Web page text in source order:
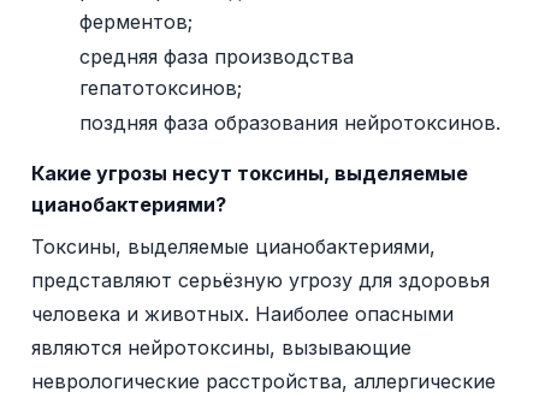
ферментов;
средняя фаза производства
гепатотоксинов;
поздняя фаза образования нейротоксинов.
Какие угрозы несут токсины, выделяемые
цианобактериями?
Токсины, выделяемые цианобактериями,
представляют серьёзную угрозу для здоровья
человека и животных. Наиболее опасными
являются нейротоксины, вызывающие
неврологические расстройства, аллергические